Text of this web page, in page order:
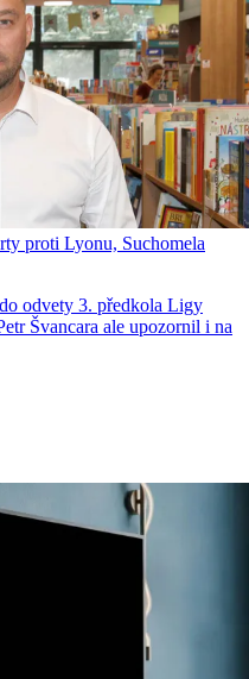
proti Lyonu, Suchomela
odvety 3. předkola Ligy
Švancara ale upozornil i na